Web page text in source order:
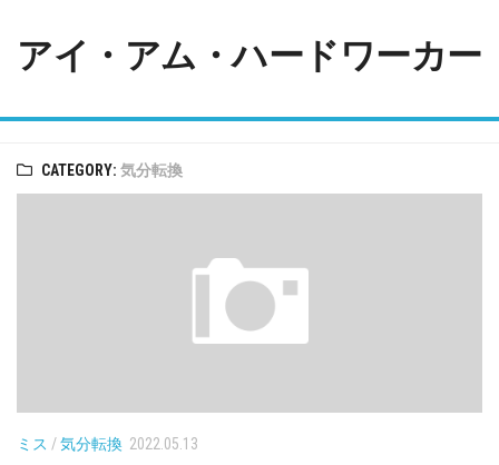
contentアイ・アム・ハードワーカー
CATEGORY: 気分転換
ミス /気分転換 2022.05.13